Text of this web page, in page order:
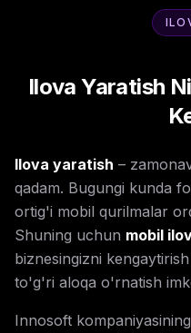
Ilova Yaratish
Ilova yaratish –
qadam. Bugungi kunda
ortig'i mobil qurilmalar
Shuning uchun mobil
biznesingizni
to'g'ri aloqa o'rnatish
Innosoft kompaniyasining